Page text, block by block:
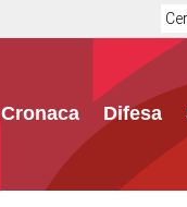
Cronaca Difesa